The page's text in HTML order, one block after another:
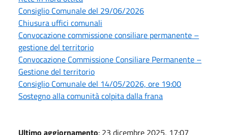
Consiglio Comunale del 29/06/2026
Chiusura uffici comunali
Convocazione commissione consiliare permanente –
gestione del territorio
Convocazione Commissione Consiliare Permanente –
Gestione del territorio
Consiglio Comunale del 14/05/2026, ore 19:00
Sostegno alla comunità colpita dalla frana
Ultimo aggiornamento: 23 dicembre 2025, 17:07